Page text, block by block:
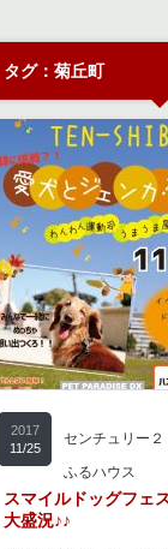
タグ：菊丘町
2017
11/25
センチュリー
ふるハウス
スマイルドッグフ
大盛況♪♪